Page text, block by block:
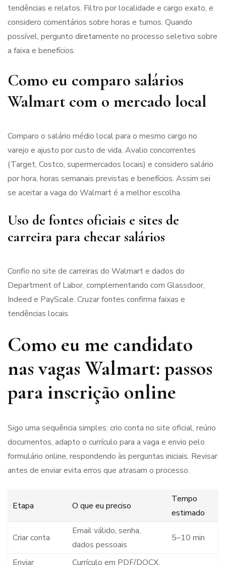
tendências e relatos. Filtro por localidade e cargo exato, e
considero comentários sobre horas e turnos. Quando
possível, pergunto diretamente no processo seletivo sobre
a faixa e benefícios.
Como eu comparo salários
Walmart com o mercado local
Comparo o salário médio local para o mesmo cargo no
varejo e ajusto por custo de vida. Avalio concorrentes
(Target, Costco, supermercados locais) e considero salário
por hora, horas semanais previstas e benefícios. Assim sei
se aceitar a vaga do Walmart é a melhor escolha.
Uso de fontes oficiais e sites de
carreira para checar salários
Confio no site de carreiras do Walmart e dados do
Department of Labor, complementando com Glassdoor,
Indeed e PayScale. Cruzar fontes confirma faixas e
tendências locais.
Como eu me candidato
nas vagas Walmart: passos
para inscrição online
Sigo uma sequência simples: crio conta no site oficial, reúno
documentos, adapto o currículo para a vaga e envio pelo
formulário online, respondendo às perguntas iniciais. Revisar
antes de enviar evita erros que atrasam o processo.
Etapa O que eu preciso
Tempo
estimado
Criar conta
Email válido, senha,
dados pessoais
5–10 min
Enviar Currículo em PDF/DOCX,